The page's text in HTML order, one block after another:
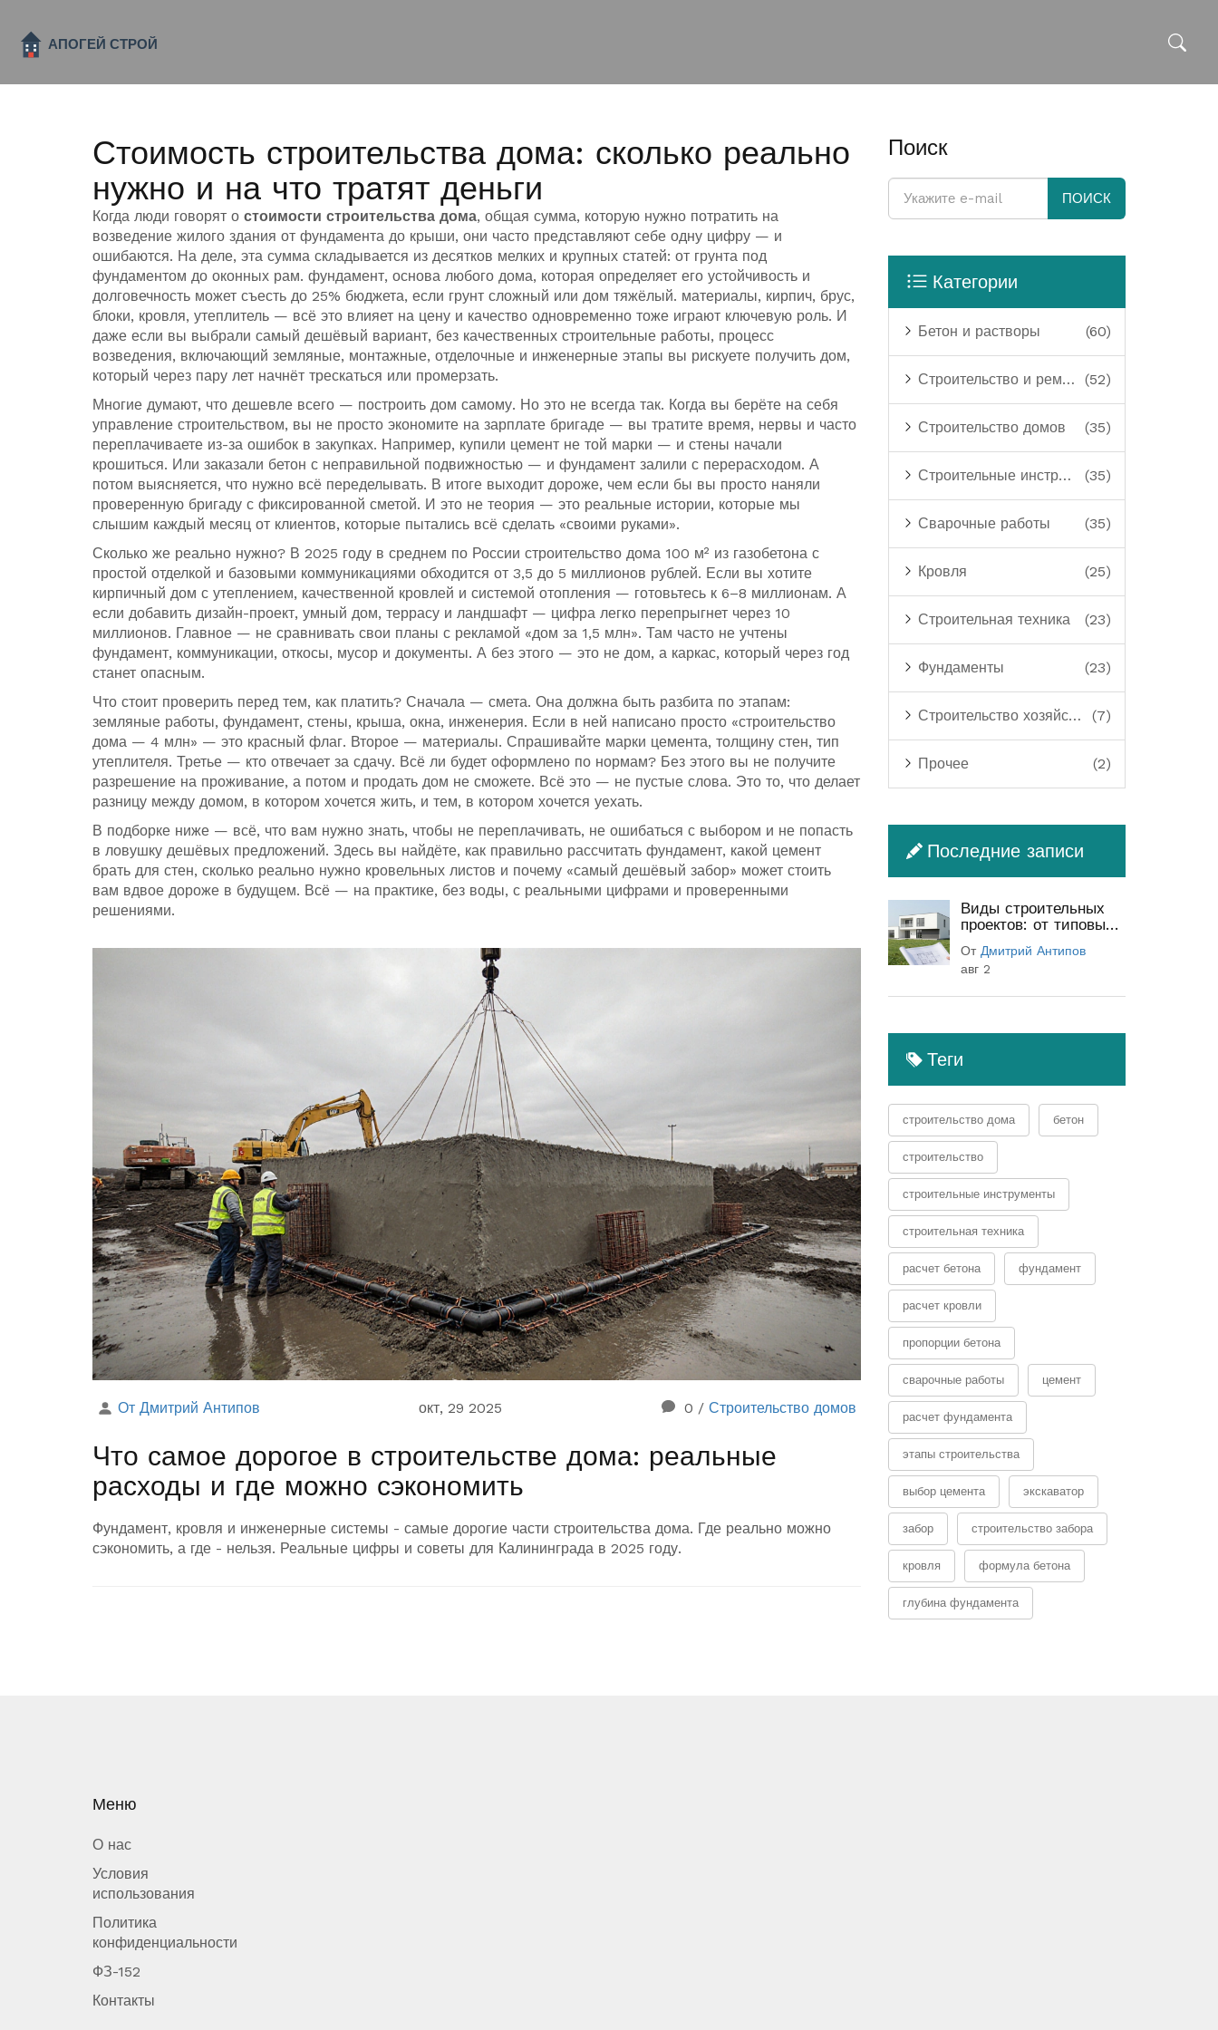
Стоимость строительства дома: сколько реально
нужно и на что тратят деньги
Когда люди говорят о стоимости строительства дома, общая сумма, которую нужно потратить на
возведение жилого здания от фундамента до крыши, они часто представляют себе одну цифру — и
ошибаются. На деле, эта сумма складывается из десятков мелких и крупных статей: от грунта под
фундаментом до оконных рам. фундамент, основа любого дома, которая определяет его устойчивость и
долговечность может съесть до 25% бюджета, если грунт сложный или дом тяжёлый. материалы, кирпич, брус,
блоки, кровля, утеплитель — всё это влияет на цену и качество одновременно тоже играют ключевую роль. И
даже если вы выбрали самый дешёвый вариант, без качественных строительные работы, процесс
возведения, включающий земляные, монтажные, отделочные и инженерные этапы вы рискуете получить дом,
который через пару лет начнёт трескаться или промерзать.
Многие думают, что дешевле всего — построить дом самому. Но это не всегда так. Когда вы берёте на себя
управление строительством, вы не просто экономите на зарплате бригаде — вы тратите время, нервы и часто
переплачиваете из-за ошибок в закупках. Например, купили цемент не той марки — и стены начали
крошиться. Или заказали бетон с неправильной подвижностью — и фундамент залили с перерасходом. А
потом выясняется, что нужно всё переделывать. В итоге выходит дороже, чем если бы вы просто наняли
проверенную бригаду с фиксированной сметой. И это не теория — это реальные истории, которые мы
слышим каждый месяц от клиентов, которые пытались всё сделать «своими руками».
Сколько же реально нужно? В 2025 году в среднем по России строительство дома 100 м² из газобетона с
простой отделкой и базовыми коммуникациями обходится от 3,5 до 5 миллионов рублей. Если вы хотите
кирпичный дом с утеплением, качественной кровлей и системой отопления — готовьтесь к 6–8 миллионам. А
если добавить дизайн-проект, умный дом, террасу и ландшафт — цифра легко перепрыгнет через 10
миллионов. Главное — не сравнивать свои планы с рекламой «дом за 1,5 млн». Там часто не учтены
фундамент, коммуникации, откосы, мусор и документы. А без этого — это не дом, а каркас, который через год
станет опасным.
Что стоит проверить перед тем, как платить? Сначала — смета. Она должна быть разбита по этапам:
земляные работы, фундамент, стены, крыша, окна, инженерия. Если в ней написано просто «строительство
дома — 4 млн» — это красный флаг. Второе — материалы. Спрашивайте марки цемента, толщину стен, тип
утеплителя. Третье — кто отвечает за сдачу. Всё ли будет оформлено по нормам? Без этого вы не получите
разрешение на проживание, а потом и продать дом не сможете. Всё это — не пустые слова. Это то, что делает
разницу между домом, в котором хочется жить, и тем, в котором хочется уехать.
В подборке ниже — всё, что вам нужно знать, чтобы не переплачивать, не ошибаться с выбором и не попасть
в ловушку дешёвых предложений. Здесь вы найдёте, как правильно рассчитать фундамент, какой цемент
брать для стен, сколько реально нужно кровельных листов и почему «самый дешёвый забор» может стоить
вам вдвое дороже в будущем. Всё — на практике, без воды, с реальными цифрами и проверенными
решениями.
От Дмитрий Антипов окт, 29 2025 0 / Строительство домов
Что самое дорогое в строительстве дома: реальные
расходы и где можно сэкономить
Фундамент, кровля и инженерные системы - самые дорогие части строительства дома. Где реально можно
сэкономить, а где - нельзя. Реальные цифры и советы для Калининграда в 2025 году.
Поиск
ПОИСК
Категории
Бетон и растворы (60)
Строительство и ремонт (52)
Строительство домов (35)
Строительные инструменты (35)
Сварочные работы (35)
Кровля (25)
Строительная техника (23)
Фундаменты (23)
Строительство хозяйственных построек (7)
Прочее (2)
Последние записи
Виды строительных
проектов: от типовых
(полный гид)
От Дмитрий Антипов
авг 2
Теги
строительство дома бетон
строительство
строительные инструменты
строительная техника
расчет бетона фундамент
расчет кровли
пропорции бетона
сварочные работы цемент
расчет фундамента
этапы строительства
выбор цемента экскаватор
забор строительство забора
кровля формула бетона
глубина фундамента
Меню
О нас
Условия
использования
Политика
конфиденциальности
ФЗ-152
Контакты